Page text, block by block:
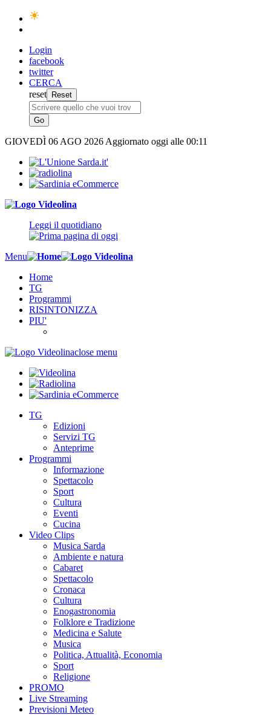
Login
facebook
twitter
CERCA
reset
GIOVEDÌ 06 AGO 2026 Aggiornato oggi alle 00:11
Leggi il quotidiano
Menu
Home
TG
Programmi
RISINTONIZZA
PIU'
close menu
TG
Edizioni
Servizi TG
Anteprime
Programmi
Informazione
Spettacolo
Sport
Cultura
Eventi
Cucina
Video Clips
Musica Sarda
Ambiente e natura
Cabaret
Spettacolo
Cronaca
Cultura
Enogastronomia
Folklore e Tradizione
Medicina e Salute
Musica
Politica, Attualità, Economia
Sport
Religione
PROMO
Live Streaming
Previsioni Meteo